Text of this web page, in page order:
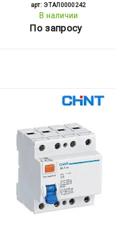
арт: ЭТАЛ0000242
В наличии
По запросу